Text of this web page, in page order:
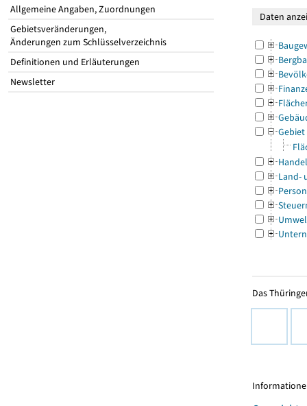
Allgemeine Angaben, Zuordnungen
Gebietsveränderungen,
Änderungen zum Schlüsselverzeichnis
Definitionen und Erläuterungen
Newsletter
Gebiet
Land-
Das